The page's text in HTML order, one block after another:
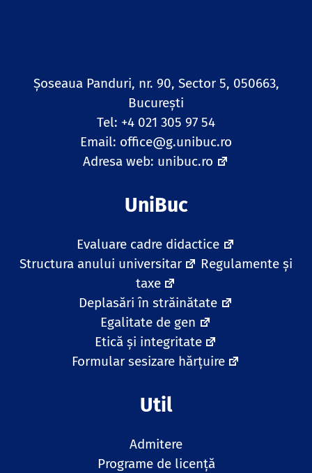
Șoseaua Panduri, nr. 90, Sector 5, 050663,
Bucureşti
Tel: +4 021 305 97 54
Email: office@g.unibuc.ro
Adresa web: unibuc.ro
UniBuc
Evaluare cadre didactice
Structura anului universitar
Regulamente și
taxe
Deplasări în străinătate
Egalitate de gen
Etică și integritate
Formular sesizare hărțuire
Util
Admitere
Programe de licență